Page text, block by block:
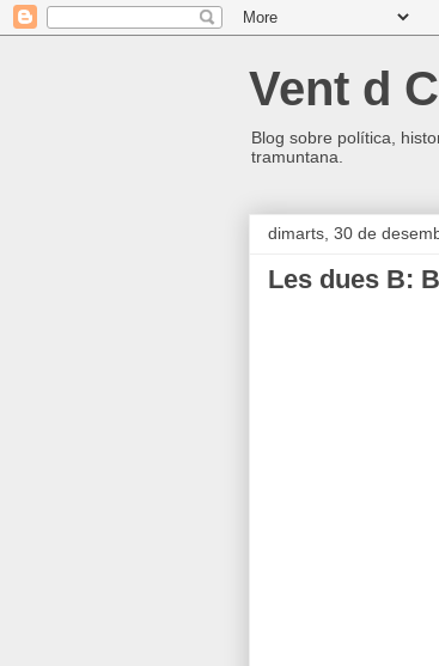
Vent d
Blog sobre política,
tramuntana.
dimarts, 30 de
Les dues B: